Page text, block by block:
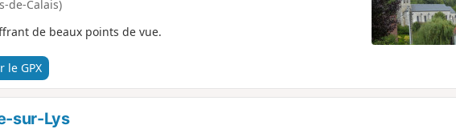
de-Calais)
de beaux points de vue.
le GPX
sur-Lys